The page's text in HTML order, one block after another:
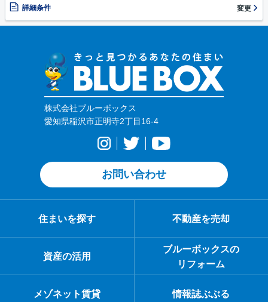
詳細条件 変更
株式会社ブルーボックス
愛知県稲沢市正明寺2丁目16-4
お問い合わせ
住まいを探す 不動産を売却
資産の活用
ブルーボックスの
リフォーム
メゾネット賃貸 情報誌ぶぶる